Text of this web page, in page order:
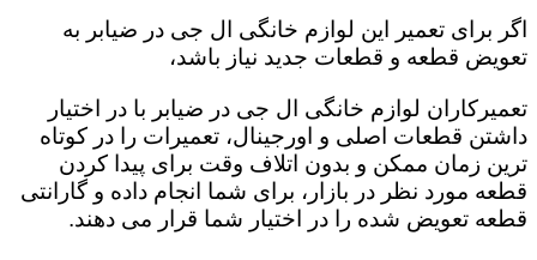
اگر برای تعمیر این لوازم خانگی ال جی در ضیابر به
تعویض قطعه و قطعات جدید نیاز باشد،
تعمیرکاران لوازم خانگی ال جی در ضیابر با در اختیار
داشتن قطعات اصلی و اورجینال، تعمیرات را در کوتاه
ترین زمان ممکن و بدون اتلاف وقت برای پیدا کردن
قطعه مورد نظر در بازار، برای شما انجام داده و گارانتی
قطعه تعویض شده را در اختیار شما قرار می دهند.